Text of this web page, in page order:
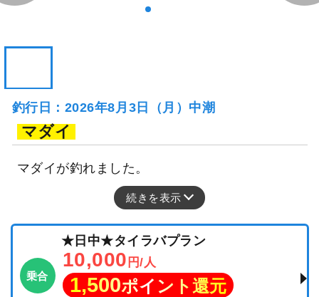
釣行日：2026年8月3日（月）中潮
マダイ
マダイが釣れました。
続きを表示
乗合
★日中★タイラバプラン
10,000 円/人
1,500ポイント還元